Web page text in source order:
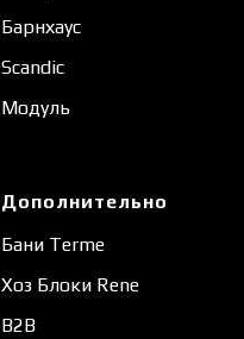
Барнхаус
Scandic
Модуль
Дополнительно
Бани Terme
Хоз Блоки Rene
B2B